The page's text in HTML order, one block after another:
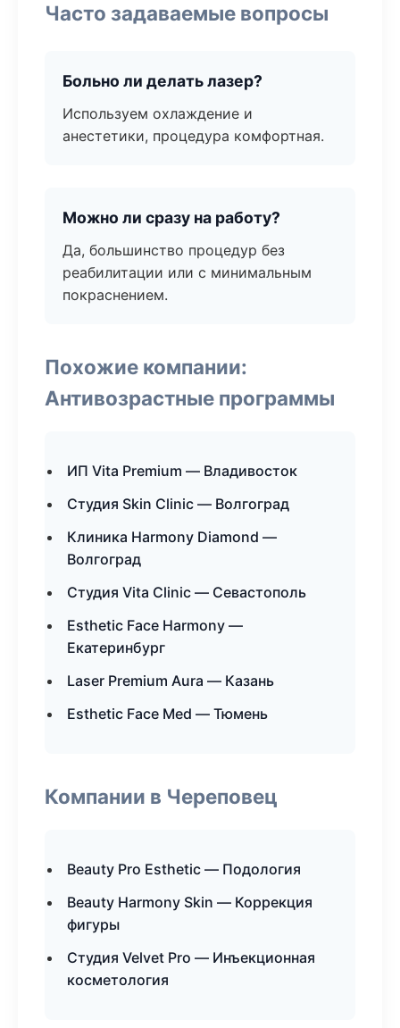
Часто задаваемые вопросы
Больно ли делать лазер?
Используем охлаждение и
анестетики, процедура комфортная.
Можно ли сразу на работу?
Да, большинство процедур без
реабилитации или с минимальным
покраснением.
Похожие компании:
Антивозрастные программы
ИП Vita Premium — Владивосток
Студия Skin Clinic — Волгоград
Клиника Harmony Diamond —
Волгоград
Студия Vita Clinic — Севастополь
Esthetic Face Harmony —
Екатеринбург
Laser Premium Aura — Казань
Esthetic Face Med — Тюмень
Компании в Череповец
Beauty Pro Esthetic — Подология
Beauty Harmony Skin — Коррекция
фигуры
Студия Velvet Pro — Инъекционная
косметология